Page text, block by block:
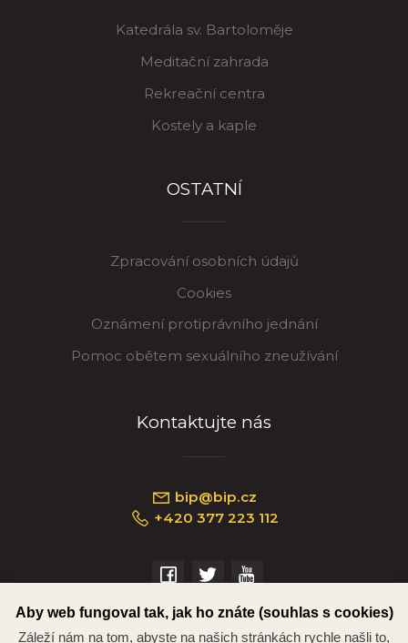
Katedrála sv. Bartoloměje
Meditační zahrada
Rekreační centra
Kostely a kaple
OSTATNÍ
Zpracování osobních údajů
Cookies
Oznámení protiprávního jednání
Pomoc obětem sexuálního zneužívání
Kontaktujte nás
bip@bip.cz
+420 377 223 112
Náměstí Republiky 234/35, 301 00 Plzeň
Aby web fungoval tak, jak ho znáte (souhlas s cookies)
Záleží nám na tom, abyste na našich stránkách rychle našli to,